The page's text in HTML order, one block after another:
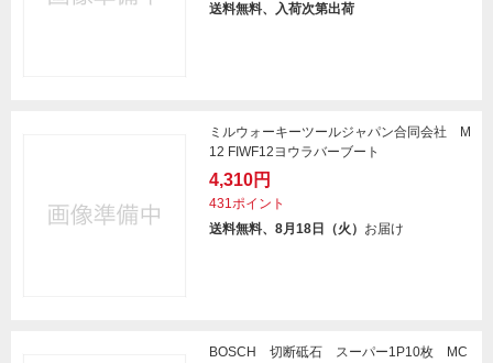
送料無料、入荷次第出荷
ミルウォーキーツールジャパン合同会社 M
12 FIWF12ヨウラバーブート
4,310円
431ポイント
送料無料、8月18日（火） お届け
BOSCH 切断砥石 スーパー1P10枚 MC